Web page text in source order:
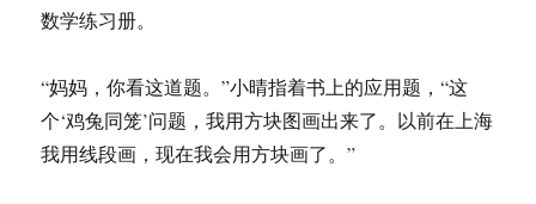
数学练习册。
“妈妈，你看这道题。”小晴指着书上的应用题，“这
个‘鸡兔同笼’问题，我用方块图画出来了。以前在上海
我用线段画，现在我会用方块画了。”